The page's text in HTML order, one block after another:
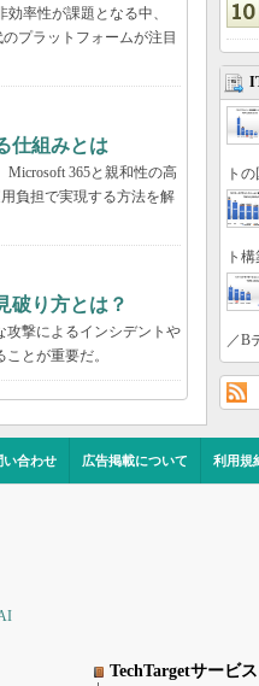
率性が課題となる中、
プラットフォームが注目
仕組みとは
365と親和性の高
負担で実現する方法を解
破り方とは？
攻撃によるインシデントや
とが重要だ。
ト
ト
／B
い合わせ 広告掲載について 利用規
TechTargetサービス